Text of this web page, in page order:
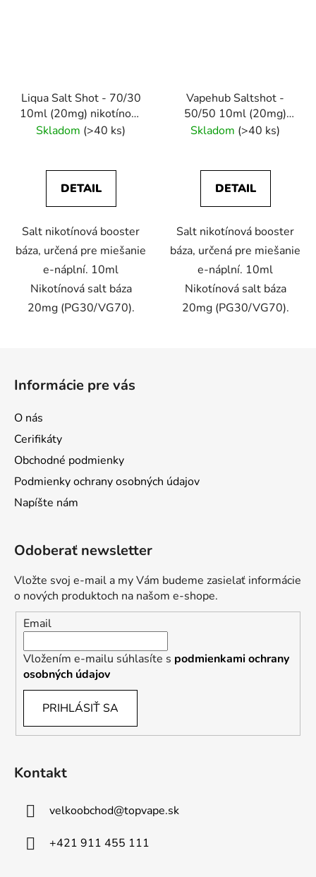
Liqua Salt Shot - 70/30
10ml (20mg) nikotínový
booster
Skladom (>40 ks)
DETAIL
Salt nikotínová booster
báza, určená pre miešanie
e-náplní. 10ml
Nikotínová salt báza
20mg (PG30/VG70).
Vapehub Saltshot -
50/50 10ml (20mg)
nikotínový booster
Skladom (>40 ks)
DETAIL
Salt nikotínová booster
báza, určená pre miešanie
e-náplní. 10ml
Nikotínová salt báza
20mg (PG30/VG70).
Informácie pre vás
O nás
Cerifikáty
Obchodné podmienky
Podmienky ochrany osobných údajov
Napíšte nám
Odoberať newsletter
Vložte svoj e-mail a my Vám budeme zasielať informácie
o nových produktoch na našom e-shope.
Email
Vložením e-mailu súhlasíte s podmienkami ochrany
osobných údajov
PRIHLÁSIŤ SA
Kontakt
velkoobchod@topvape.sk
+421 911 455 111